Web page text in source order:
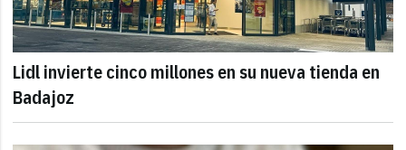
Lidl invierte cinco millones en su nueva tienda en
Badajoz